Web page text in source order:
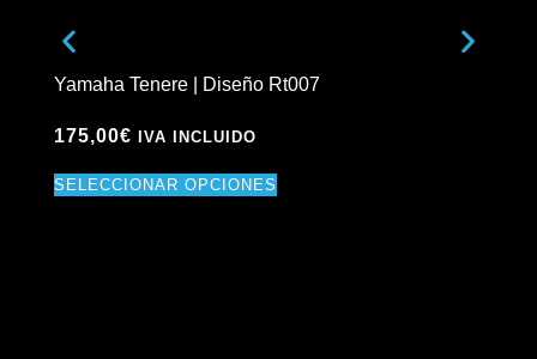
Yamaha Tenere | Diseño Rt007
175,00€ IVA INCLUIDO
SELECCIONAR OPCIONES